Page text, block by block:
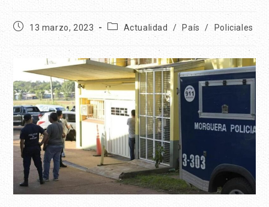
13 marzo, 2023 Actualidad / País / Policiales